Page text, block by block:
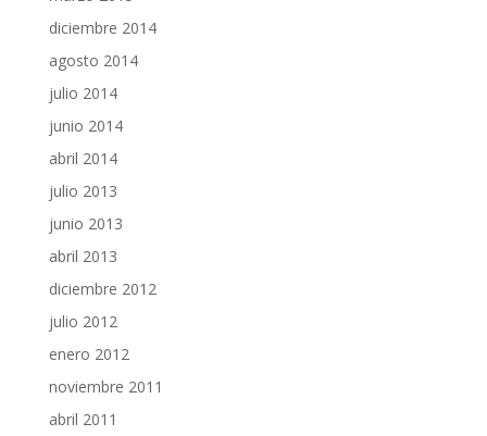
diciembre 2014
agosto 2014
julio 2014
junio 2014
abril 2014
julio 2013
junio 2013
abril 2013
diciembre 2012
julio 2012
enero 2012
noviembre 2011
abril 2011